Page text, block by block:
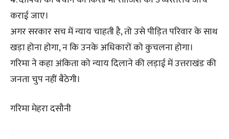
कराई जाए।
अगर सरकार सच में न्याय चाहती है, तो उसे पीड़ित परिवार के साथ
खड़ा होना होगा, न कि उनके अधिकारों को कुचलना होगा।
गरिमा ने कहा अंकिता को न्याय दिलाने की लड़ाई में उत्तराखंड की
जनता चुप नहीं बैठेगी।
गरिमा मेहरा दसौनी